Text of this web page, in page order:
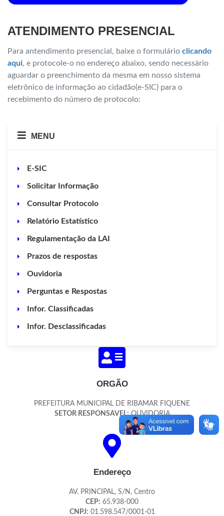
ATENDIMENTO PRESENCIAL
Para antendimento presencial, baixe o formulário clicando
aqui, e protocole-o no endereço abaixo, sendo necessário
aguardar o preenchimento da mesma em nosso sistema
eletrônico de informação ao cidadão(e-SIC) para o
recebimento do número de protocolo:
MENU
E-SIC
Solicitar Informação
Consultar Protocolo
Relatório Estatístico
Regulamentação da LAI
Prazos de respostas
Ouvidoria
Perguntas e Respostas
Infor. Classificadas
Infor. Desclassificadas
ORGÃO
PREFEITURA MUNICIPAL DE RIBAMAR FIQUENE
SETOR RESPONSAVEL: OUVIDORIA
Endereço
AV. PRINCIPAL, S/N, Centro
CEP: 65.938-000
CNPJ: 01.598.547/0001-01